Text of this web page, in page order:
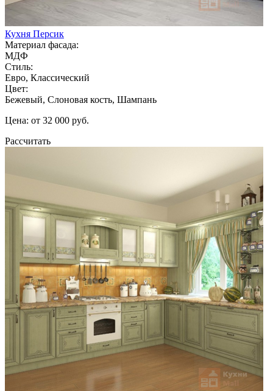
Кухня Персик
Материал фасада:
МДФ
Стиль:
Евро, Классический
Цвет:
Бежевый, Слоновая кость, Шампань
Цена: от 32 000 руб.
Рассчитать